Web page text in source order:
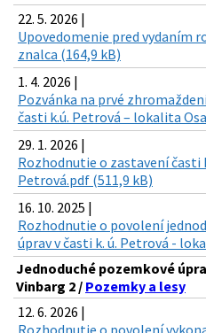
22. 5. 2026 |
Upovedomenie pred vydaním
znalca (164,9 kB)
1. 4. 2026 |
Pozvánka na prvé
časti k.ú. Petrová – lokalita
29. 1. 2026 |
Rozhodnutie o zastavení časti
Petrová.pdf (511,9 kB)
16. 10. 2025 |
Rozhodnutie o povolení
úprav v časti k. ú. Petrová -
Jednoduché pozemkové
Vinbarg 2 / Pozemky a lesy
12. 6. 2026 |
Rozhodnutie o povolení